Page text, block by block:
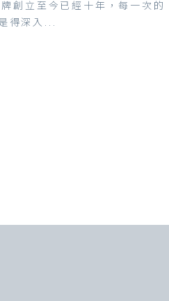
創立至今已經十年，每一次的
得深入...